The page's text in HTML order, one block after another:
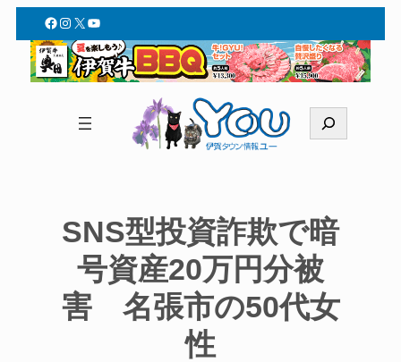
Facebook
Instagram
X YouTube
索
SNS型投資詐欺で暗
号資産20万円分被
害 名張市の50代女
性